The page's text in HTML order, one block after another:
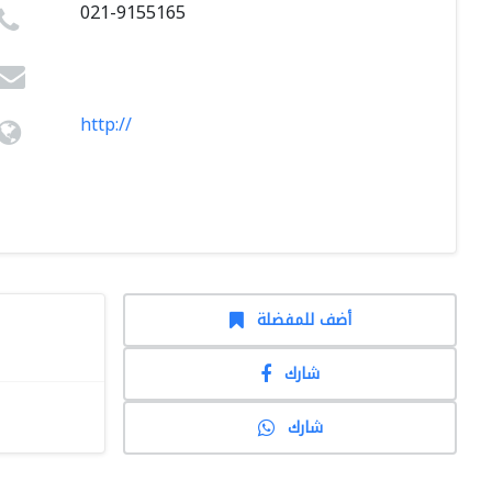
021-9155165
http://
أضف للمفضلة
شارك
شارك